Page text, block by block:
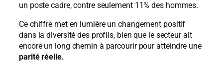
un poste cadre, contre seulement 11% des hommes.
Ce chiffre met en lumière un changement positif
dans la diversité des profils, bien que le secteur ait
encore un long chemin à parcourir pour atteindre une
parité réelle.